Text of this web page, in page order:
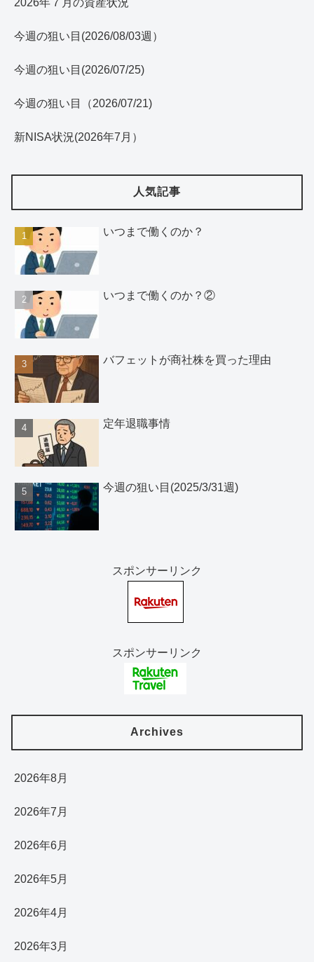
2026年７月の資産状況
今週の狙い目(2026/08/03週）
今週の狙い目(2026/07/25)
今週の狙い目（2026/07/21)
新NISA状況(2026年7月）
人気記事
いつまで働くのか？
いつまで働くのか？②
バフェットが商社株を買った理由
定年退職事情
今週の狙い目(2025/3/31週)
スポンサーリンク
スポンサーリンク
Archives
2026年8月
2026年7月
2026年6月
2026年5月
2026年4月
2026年3月